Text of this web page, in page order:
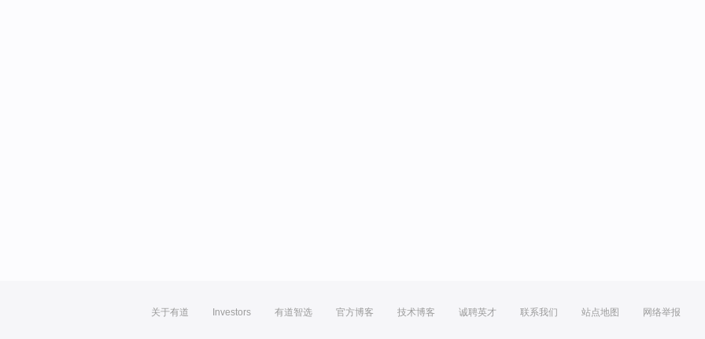
关于有道 Investors 有道智选 官方博客 技术博客 诚聘英才 联系我们 站点地图 网络举报